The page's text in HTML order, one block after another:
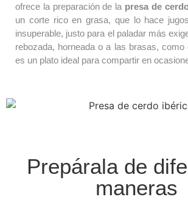
ofrece la preparación de la presa de
un corte rico en grasa, que lo hace
insuperable, justo para el paladar más
rebozada, horneada o a las brasas, como
es un plato ideal para compartir en
Prepárala de
maneras